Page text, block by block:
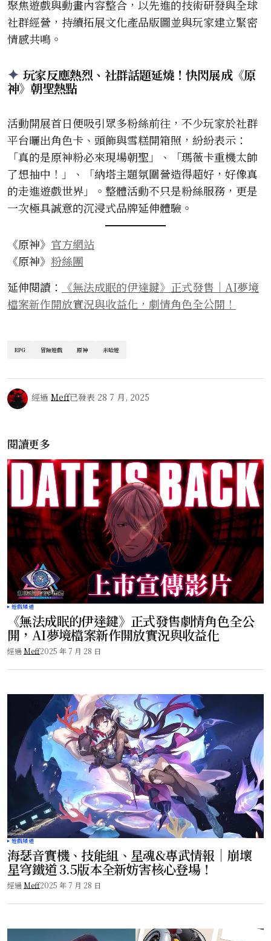
聚焦遊戲與動畫內容整合，以先進的技術研發與全球
社群經營，持續拓展文化產品版圖並與玩家建立緊密
情感共鳴。
玩家反應熱烈、社群話題延燒！快閃展成《原
神》朝聖熱點
活動開展首日便吸引眾多粉絲前往，不少玩家於社群
平台曬出角色卡、頭飾與雪糕開箱照，紛紛表示：
「真的是原神粉必來現場朝聖」、「瑪薇卡重機太帥
了想抽中！」、「納塔主題氛圍營造得超好，好像真
的走進遊戲世界」。整體活動不只是粉絲服務，更是
一次極具誠意的沉浸式品牌延伸體驗。
《原神》 官方網站
《原神》 粉絲團
延伸閱讀：
《無法成眠的伊達鍵》正式發售｜AI夢境
檔案新作開放實況與收益化，劇情角色全公開！
RPG 冒險遊戲 原神 米哈遊
經過 Meff已發表 28 7 月, 2025
閱讀更多
遊戲頻道
《無法成眠的伊達鍵》正式發售劇情角色全公
開，AI夢境檔案新作開放實況與收益化
經過 Meff2025 年 7 月 28 日
遊戲頻道
海瑟音實機、技能組、星魂&專武情報｜崩壞
星穹鐵道 3.5版本全新妨害核心登場！
經過 Meff2025 年 7 月 28 日